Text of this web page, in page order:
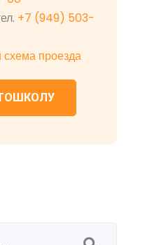
+7 (949) 503-
проезда